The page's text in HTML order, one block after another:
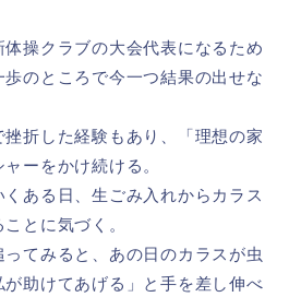
操クラブの大会代表になるため
のところで今一つ結果の出せな
折した経験もあり、「理想の家
ーをかけ続ける。
ある日、生ごみ入れからカラス
とに気づく。
てみると、あの日のカラスが虫
助けてあげる」と手を差し伸べ